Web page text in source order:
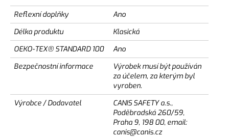
Reflexní doplňky
Ano
Délka produktu
Klasická
OEKO-TEX® STANDARD 100
Ano
Bezpečnostní informace
Výrobek musí být používán
za účelem, za kterým byl
vyroben.
Výrobce / Dodavatel
CANIS SAFETY a.s.,
Poděbradská 260/59,
Praha 9, 198 00, email:
canis@canis.cz